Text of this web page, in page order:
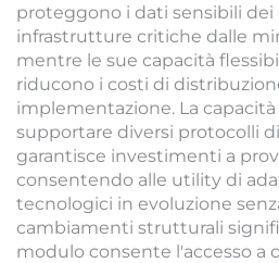
proteggono i dati sensibili dei
infrastrutture critiche dalle
mentre le sue capacità
riducono i costi di
implementazione. La
supportare diversi protocolli
garantisce investimenti a
consentendo alle utility di
tecnologici in evoluzione
cambiamenti strutturali
modulo consente l'accesso a